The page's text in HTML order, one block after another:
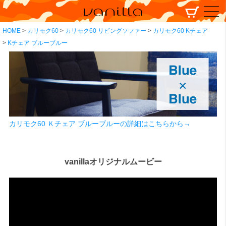
HOME カリモク60 カリモク60 リビングソファー
カリモク60 Kチェア
Kチェア ブルーブルー
カリモク60 Ｋチェア ブルーブルーの詳細はこちらから→
vanillaオリジナルムービー